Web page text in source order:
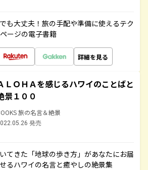
も大丈夫！旅の手配や準備に使えるテク
ージの電子書籍
詳細を見る
ＬＯＨＡを感じるハワイのことばと
景１００
旅の名言＆絶景
発売
てきた「地球の歩き方」があなたにお届
るハワイの名言と癒やしの絶景集